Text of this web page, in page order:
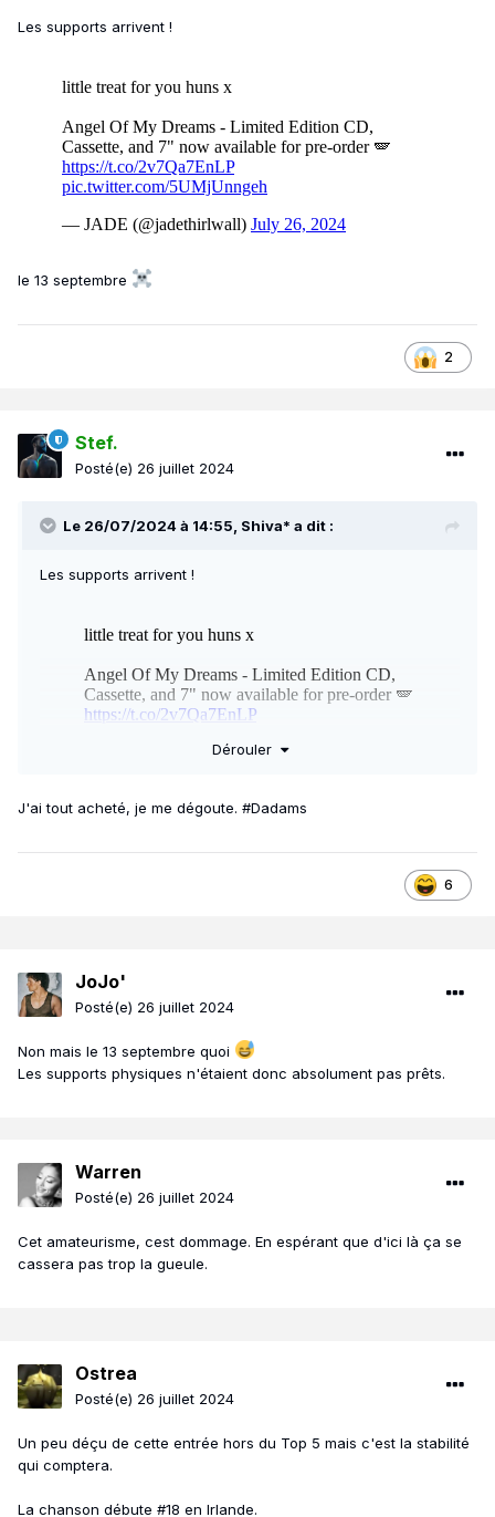
Les supports arrivent !
le 13 septembre
2
Stef.
Posté(e) 26 juillet 2024
Le 26/07/2024 à 14:55, Shiva* a dit :
Les supports arrivent !
Dérouler
J'ai tout acheté, je me dégoute. #Dadams
6
JoJo'
Posté(e) 26 juillet 2024
Non mais le 13 septembre quoi
Les supports physiques n'étaient donc absolument pas prêts.
Warren
Posté(e) 26 juillet 2024
Cet amateurisme, cest dommage. En espérant que d'ici là ça se
cassera pas trop la gueule.
Ostrea
Posté(e) 26 juillet 2024
Un peu déçu de cette entrée hors du Top 5 mais c'est la stabilité
qui comptera.
La chanson débute #18 en Irlande.